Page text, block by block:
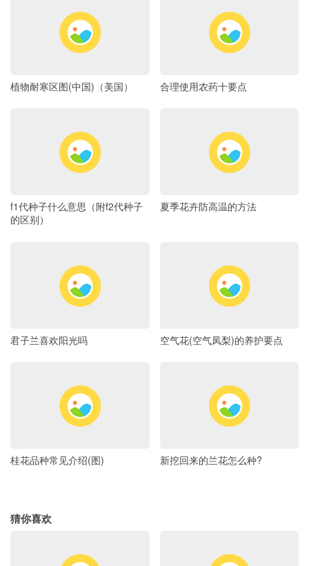
植物耐寒区图(中国)（美国） 合理使用农药十要点
f1代种子什么意思（附f2代种子
的区别）
夏季花卉防高温的方法
君子兰喜欢阳光吗 空气花(空气凤梨)的养护要点
桂花品种常见介绍(图) 新挖回来的兰花怎么种?
猜你喜欢